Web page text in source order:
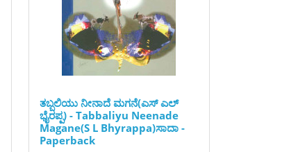
ತಬ್ಬಲಿಯು ನೀನಾದೆ ಮಗನೆ(ಎಸ್ ಎಲ್
ಭೈರಪ್ಪ) - Tabbaliyu Neenade
Magane(S L Bhyrappa)ಸಾದಾ -
Paperback